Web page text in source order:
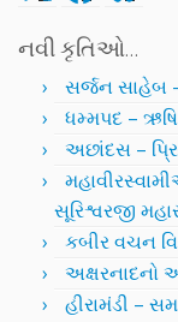
નવી કૃતિઓ…
સર્જન સાહેબ –
ધમ્મપદ –
અછાંદસ –
સૂરિશ્વરજી
કબીર વચન
અક્ષરનાદનો
હીરામંડી –